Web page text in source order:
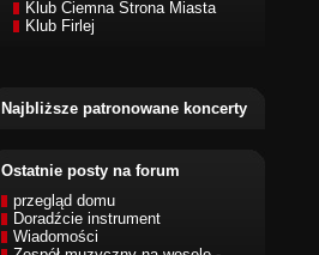
Klub Ciemna Strona Miasta
Klub Firlej
Najbliższe patronowane koncerty
Ostatnie posty na forum
przegląd domu
Doradźcie instrument
Wiadomości